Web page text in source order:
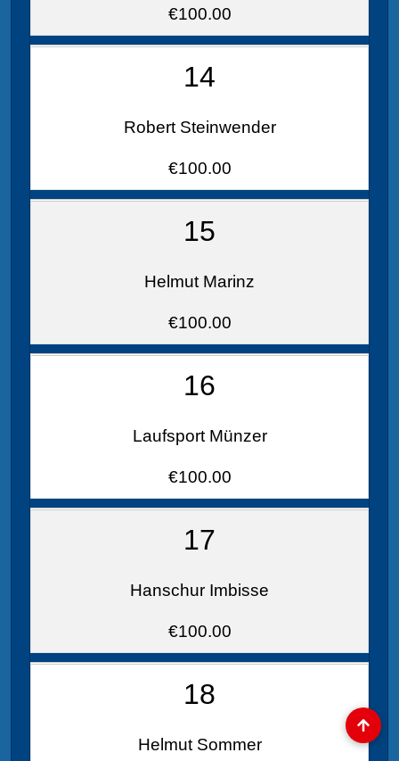
€100.00
14
Robert Steinwender
€100.00
15
Helmut Marinz
€100.00
16
Laufsport Münzer
€100.00
17
Hanschur Imbisse
€100.00
18
Helmut Sommer